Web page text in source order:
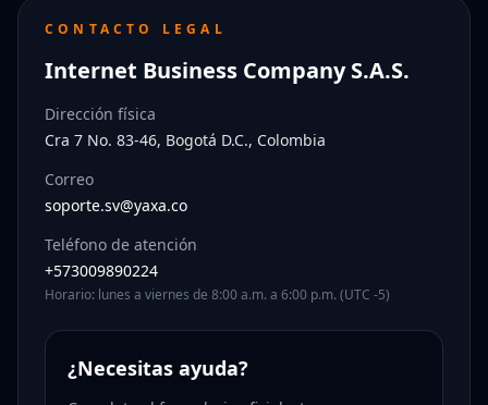
CONTACTO LEGAL
Internet Business Company S.A.S.
Dirección física
Cra 7 No. 83-46, Bogotá D.C., Colombia
Correo
soporte.sv@yaxa.co
Teléfono de atención
+573009890224
Horario: lunes a viernes de 8:00 a.m. a 6:00 p.m. (UTC -5)
¿Necesitas ayuda?